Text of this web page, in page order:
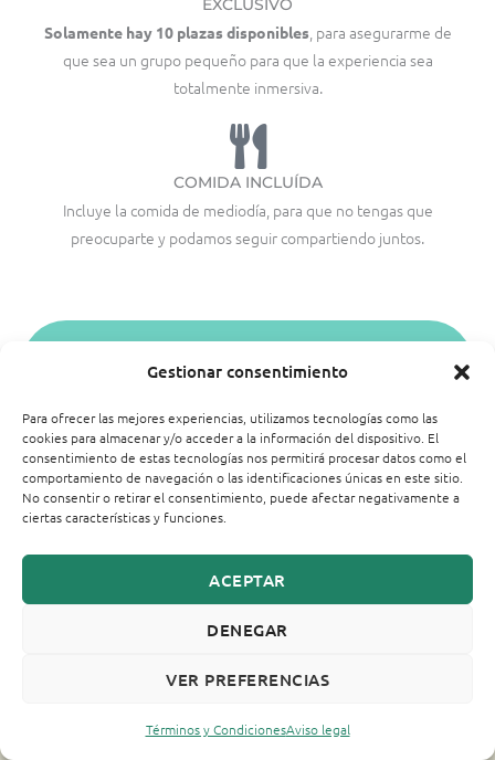
Gestionar consentimiento
Para ofrecer las mejores experiencias, utilizamos tecnologías como las
cookies para almacenar y/o acceder a la información del dispositivo. El
consentimiento de estas tecnologías nos permitirá procesar datos como el
comportamiento de navegación o las identificaciones únicas en este sitio.
No consentir o retirar el consentimiento, puede afectar negativamente a
ciertas características y funciones.
ACEPTAR
DENEGAR
VER PREFERENCIAS
Términos y CondicionesAviso legal
EXCLUSIVO
Solamente hay 10 plazas disponibles, para asegurarme de
que sea un grupo pequeño para que la experiencia sea
totalmente inmersiva.
COMIDA INCLUÍDA
Incluye la comida de mediodía, para que no tengas que
preocuparte y podamos seguir compartiendo juntos.
ENTRAR A LA FORMACIÓN
Y POR ÚLTIMO:
Si eres de los más rápidos, tienes beneficios EXTRAS:
Bono especial SOLO POR 24